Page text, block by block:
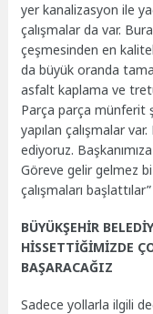
yer kanalizasyon ile
çalışmalar da var.
çeşmesinden en
da büyük oranda
asfalt kaplama ve
Parça parça münferit
yapılan çalışmalar
ediyoruz.
Göreve gelir gelmez
çalışmaları
BÜYÜKŞEHİR
HİSSETTİĞİMİZDE
BAŞARACAĞIZ
Sadece yollarla ilgili